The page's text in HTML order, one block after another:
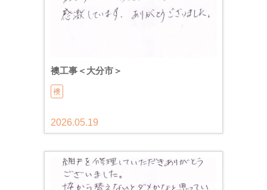
襖工事＜大分市＞
襖
2026.05.19